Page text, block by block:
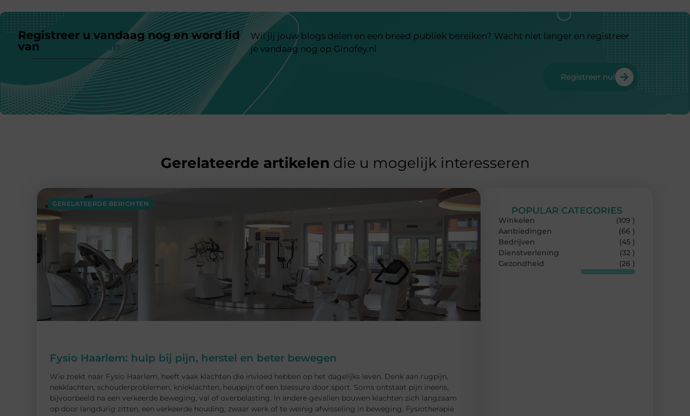
Registreer u vandaag nog en word lid
van
ons platform
Wil jij jouw blogs delen en een breed publiek bereiken? Wacht niet langer en registreer
je vandaag nog op Ginofey.nl
Registreer nu!
Gerelateerde artikelen die u mogelijk interesseren
GERELATEERDE BERICHTEN
Fysio Haarlem: hulp bij pijn, herstel en beter bewegen
Wie zoekt naar Fysio Haarlem, heeft vaak klachten die invloed hebben op het dagelijks leven. Denk aan rugpijn,
nekklachten, schouderproblemen, knieklachten, heuppijn of een blessure door sport. Soms ontstaat pijn ineens,
bijvoorbeeld na een verkeerde beweging, val of overbelasting. In andere gevallen bouwen klachten zich langzaam
op door langdurig zitten, een verkeerde houding, zwaar werk of te weinig afwisseling in beweging. Fysiotherapie
POPULAR CATEGORIES
Winkelen
(109 )
Aanbiedingen
(66 )
Bedrijven
(45 )
Dienstverlening
(32 )
Gezondheid
(26 )